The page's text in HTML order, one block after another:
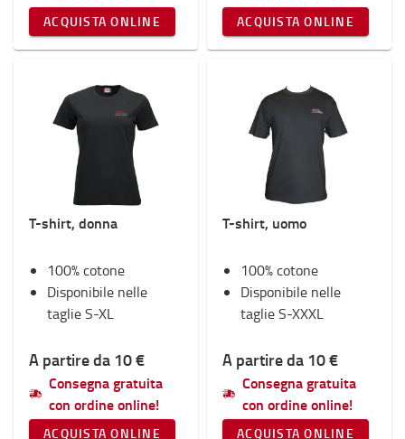
ACQUISTA ONLINE ACQUISTA ONLINE
T-shirt, donna
100% cotone
Disponibile nelle
taglie S-XL
A partire da 10 €
Consegna gratuita
con ordine online!
ACQUISTA ONLINE
T-shirt, uomo
100% cotone
Disponibile nelle
taglie S-XXXL
A partire da 10 €
Consegna gratuita
con ordine online!
ACQUISTA ONLINE